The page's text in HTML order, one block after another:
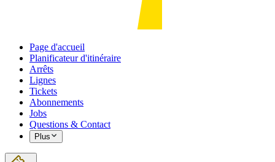
Page d'accueil
Planificateur d'itinéraire
Arrêts
Lignes
Tickets
Abonnements
Jobs
Questions & Contact
Plus